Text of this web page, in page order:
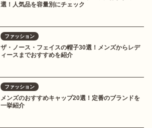
選！人気品を容量別にチェック
ファッション
ザ・ノース・フェイスの帽子30選！メンズからレデ
ィースまでおすすめを紹介
ファッション
メンズのおすすめキャップ20選！定番のブランドを
一挙紹介